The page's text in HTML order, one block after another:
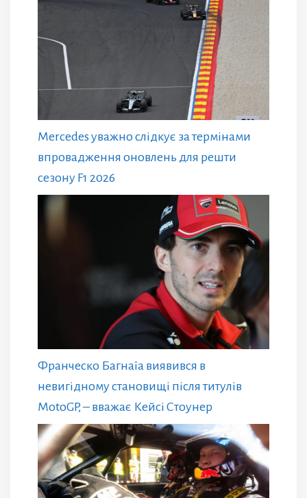
Mercedes уважно слідкує за термінами
впровадження оновлень для решти
сезону F1 2026
Франческо Багнаїа виявився в
невигідному становищі після титулів
MotoGP, – вважає Кейсі Стоунер